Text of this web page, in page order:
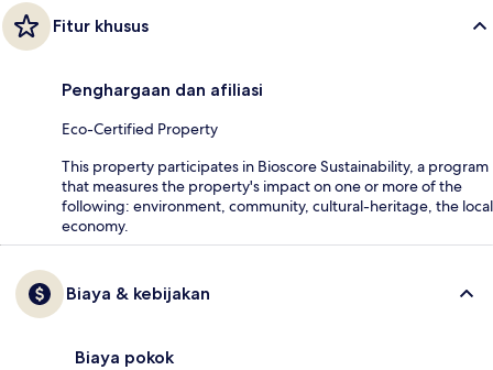
Fitur khusus
Penghargaan dan afiliasi
Eco-Certified Property
This property participates in Bioscore Sustainability, a program
that measures the property's impact on one or more of the
following: environment, community, cultural-heritage, the local
economy.
Biaya & kebijakan
Biaya pokok